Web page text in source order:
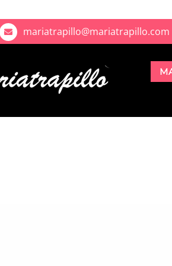
mariatrapillo@mariatrapillo.com